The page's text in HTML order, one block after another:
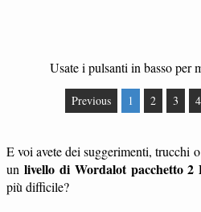
Usate i pulsanti in basso per
Previous 1 2 3 4
E voi avete dei suggerimenti, trucchi
un livello di Wordalot pacchetto 2
più difficile?